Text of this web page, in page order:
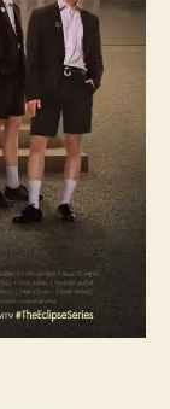
r